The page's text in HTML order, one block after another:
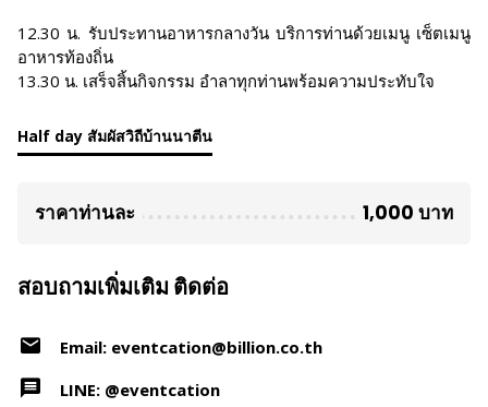
12.30 น. รับประทานอาหารกลางวัน บริการท่านด้วยเมนู เซ็ตเมนู
อาหารท้องถิ่น
13.30 น. เสร็จสิ้นกิจกรรม อำลาทุกท่านพร้อมความประทับใจ
Half day สัมผัสวิถีบ้านนาตีน
ราคาท่านละ 1,000 บาท
สอบถามเพิ่มเติม ติดต่อ
Email: eventcation@billion.co.th
LINE: @eventcation